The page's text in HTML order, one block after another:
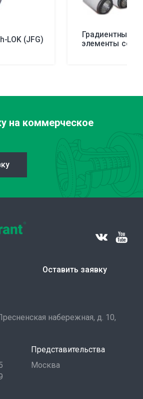
LOK (JFG) Градиентные
элементы
на коммерческое
Оставить заявку
набережная, д. 10,
Представительства
Москва